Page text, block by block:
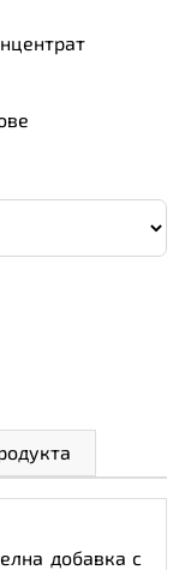
добавка с